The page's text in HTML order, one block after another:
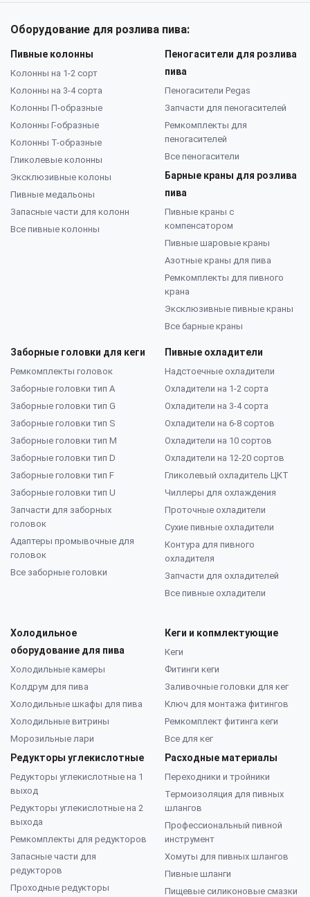
Оборудование для розлива пива:
Пивные колонны
Колонны на 1-2 сорт
Колонны на 3-4 сорта
Колонны П-образные
Колонны Г-образные
Колонны Т-образные
Гликолевые колонны
Эксклюзивные колоны
Пивные медальоны
Запасные части для колонн
Все пивные колонны
Пеногасители для розлива
пива
Пеногасители Pegas
Запчасти для пеногасителей
Ремкомплекты для
пеногасителей
Все пеногасители
Барные краны для розлива
пива
Пивные краны с
компенсатором
Пивные шаровые краны
Азотные краны для пива
Ремкомплекты для пивного
крана
Эксклюзивные пивные краны
Все барные краны
Заборные головки для кеги
Ремкомплекты головок
Заборные головки тип А
Заборные головки тип G
Заборные головки тип S
Заборные головки тип M
Заборные головки тип D
Заборные головки тип F
Заборные головки тип U
Запчасти для заборных
головок
Адаптеры промывочные для
головок
Все заборные головки
Пивные охладители
Надстоечные охладители
Охладители на 1-2 сорта
Охладители на 3-4 сорта
Охладители на 6-8 сортов
Охладители на 10 сортов
Охладители на 12-20 сортов
Гликолевый охладитель ЦКТ
Чиллеры для охлаждения
Проточные охладители
Сухие пивные охладители
Контура для пивного
охладителя
Запчасти для охладителей
Все пивные охладители
Холодильное
оборудование для пива
Холодильные камеры
Колдрум для пива
Холодильные шкафы для пива
Холодильные витрины
Морозильные лари
Редукторы углекислотные
Редукторы углекислотные на 1
выход
Редукторы углекислотные на 2
выхода
Ремкомплекты для редукторов
Запасные части для
редукторов
Проходные редукторы
Кеги и копмлектующие
Кеги
Фитинги кеги
Заливочные головки для кег
Ключ для монтажа фитингов
Ремкомплект фитинга кеги
Все для кег
Расходные материалы
Переходники и тройники
Термоизоляция для пивных
шлангов
Профессиональный пивной
инструмент
Хомуты для пивных шлангов
Пивные шланги
Пищевые силиконовые смазки